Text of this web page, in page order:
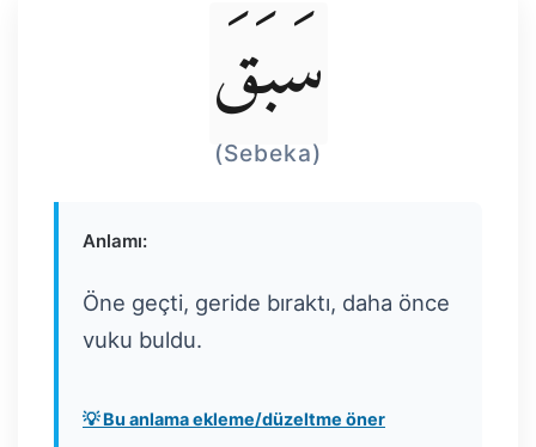
سَبَقَ
(Sebeka)
Anlamı:
Öne geçti, geride bıraktı, daha önce
vuku buldu.
💡 Bu anlama ekleme/düzeltme öner